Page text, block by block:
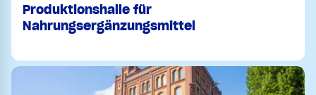
Produktionshalle für
Nahrungsergänzungsmittel